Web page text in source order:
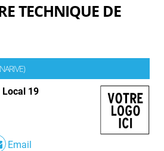
TECHNIQUE DE
Local 19
Email